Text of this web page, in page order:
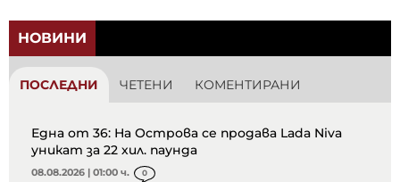
НОВИНИ
ПОСЛЕДНИ ЧЕТЕНИ КОМЕНТИРАНИ
Една от 36: На Острова се продава Lada Niva
уникат за 22 хил. паунда
08.08.2026 | 01:00 ч. 0